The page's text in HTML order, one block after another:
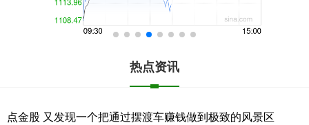
热点资讯
点金股 又发现一个把通过摆渡车赚钱做到极致的风景区